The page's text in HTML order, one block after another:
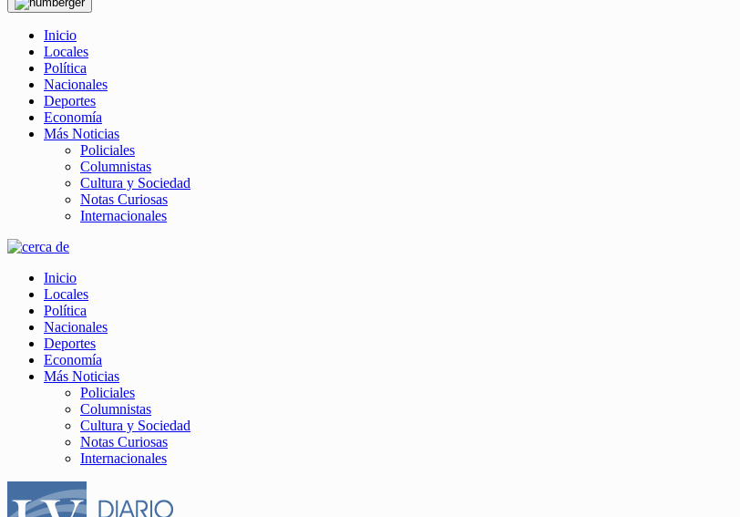
Inicio
Locales
Política
Nacionales
Deportes
Economía
Más Noticias
Policiales
Columnistas
Cultura y Sociedad
Notas Curiosas
Internacionales
Inicio
Locales
Política
Nacionales
Deportes
Economía
Más Noticias
Policiales
Columnistas
Cultura y Sociedad
Notas Curiosas
Internacionales